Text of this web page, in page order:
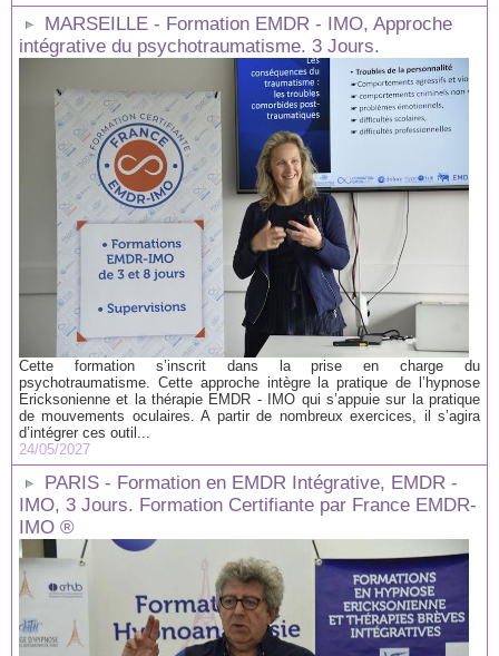
MARSEILLE - Formation EMDR - IMO, Approche
intégrative du psychotraumatisme. 3 Jours.
Cette formation s’inscrit dans la prise en charge du
psychotraumatisme. Cette approche intègre la pratique de l’hypnose
Ericksonienne et la thérapie EMDR - IMO qui s’appuie sur la pratique
de mouvements oculaires. A partir de nombreux exercices, il s’agira
d’intégrer ces outil...
24/05/2027
PARIS - Formation en EMDR Intégrative, EMDR -
IMO, 3 Jours. Formation Certifiante par France EMDR-
IMO ®